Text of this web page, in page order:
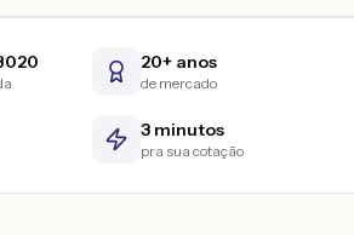
20+ anos
de mercado
3 minutos
pra sua cotação